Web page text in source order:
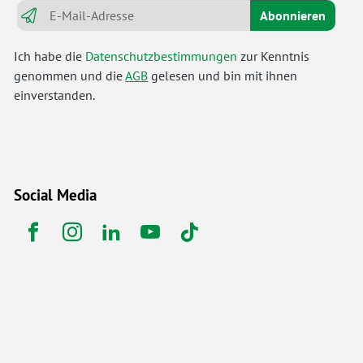
Abonnieren
Ich habe die Datenschutzbestimmungen zur Kenntnis
genommen und dieAGB gelesen und bin mit ihnen
einverstanden.
Social Media